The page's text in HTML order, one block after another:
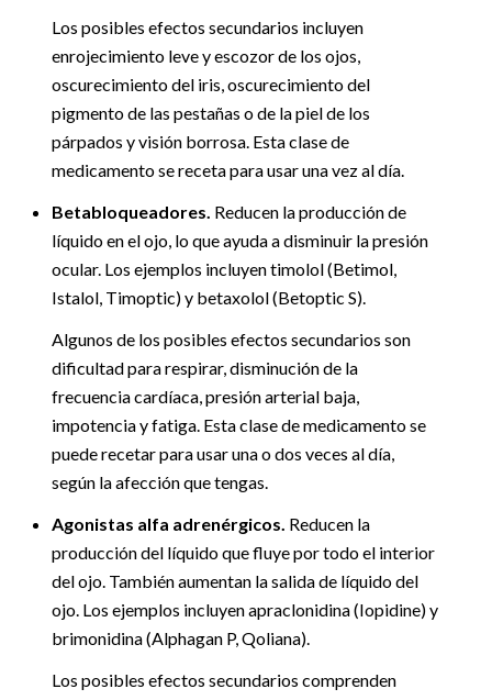
Los posibles efectos secundarios incluyen
enrojecimiento leve y escozor de los ojos,
oscurecimiento del iris, oscurecimiento del
pigmento de las pestañas o de la piel de los
párpados y visión borrosa. Esta clase de
medicamento se receta para usar una vez al día.
Betabloqueadores. Reducen la producción de
líquido en el ojo, lo que ayuda a disminuir la presión
ocular. Los ejemplos incluyen timolol (Betimol,
Istalol, Timoptic) y betaxolol (Betoptic S).
Algunos de los posibles efectos secundarios son
dificultad para respirar, disminución de la
frecuencia cardíaca, presión arterial baja,
impotencia y fatiga. Esta clase de medicamento se
puede recetar para usar una o dos veces al día,
según la afección que tengas.
Agonistas alfa adrenérgicos. Reducen la
producción del líquido que fluye por todo el interior
del ojo. También aumentan la salida de líquido del
ojo. Los ejemplos incluyen apraclonidina (Iopidine) y
brimonidina (Alphagan P, Qoliana).
Los posibles efectos secundarios comprenden